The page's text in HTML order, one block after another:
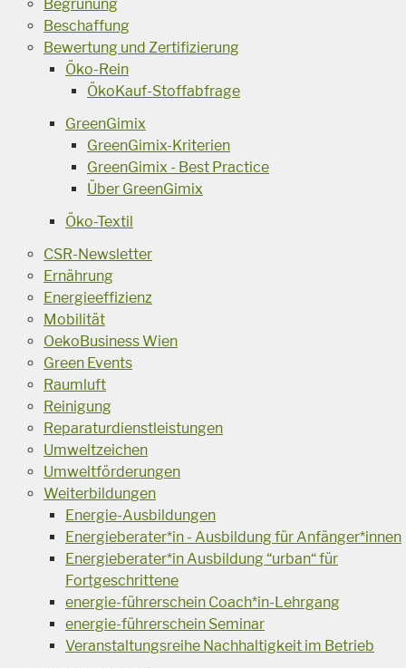
Begrünung
Beschaffung
Bewertung und Zertifizierung
Öko-Rein
ÖkoKauf-Stoffabfrage
GreenGimix
GreenGimix-Kriterien
GreenGimix - Best Practice
Über GreenGimix
Öko-Textil
CSR-Newsletter
Ernährung
Energieeffizienz
Mobilität
OekoBusiness Wien
Green Events
Raumluft
Reinigung
Reparaturdienstleistungen
Umweltzeichen
Umweltförderungen
Weiterbildungen
Energie-Ausbildungen
Energieberater*in - Ausbildung für Anfänger*innen
Energieberater*in Ausbildung “urban“ für
Fortgeschrittene
energie-führerschein Coach*in-Lehrgang
energie-führerschein Seminar
Veranstaltungsreihe Nachhaltigkeit im Betrieb